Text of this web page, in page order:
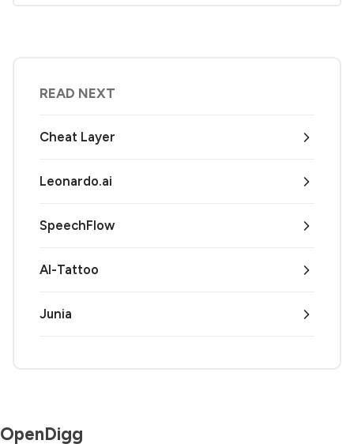
READ NEXT
Cheat Layer
Leonardo.ai
SpeechFlow
AI-Tattoo
Junia
OpenDigg